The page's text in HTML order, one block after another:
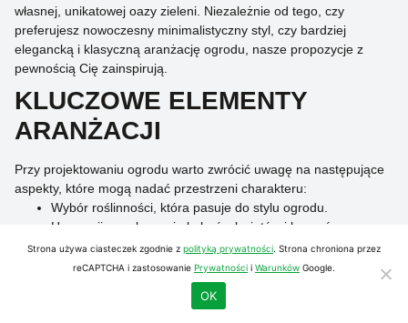
własnej, unikatowej oazy zieleni. Niezależnie od tego, czy
preferujesz nowoczesny minimalistyczny styl, czy bardziej
elegancką i klasyczną aranżację ogrodu, nasze propozycje z
pewnością Cię zainspirują.
KLUCZOWE ELEMENTY
ARANŻACJI
Przy projektowaniu ogrodu warto zwrócić uwagę na następujące
aspekty, które mogą nadać przestrzeni charakteru:
Wybór roślinności, która pasuje do stylu ogrodu.
Harmonijne połączenie kolorów kwiatów i krzewów.
Odpowiednie miejsca do wypoczynku, takie jak taras czy
ławki.
Elementy wodne, które dodają spokoju i dynamiki.
PRZYKŁADY UDANYCH
Strona używa ciasteczek zgodnie z polityką prywatności. Strona chroniona przez
reCAPTCHA i zastosowanie Prywatności i Warunków Google.
OK